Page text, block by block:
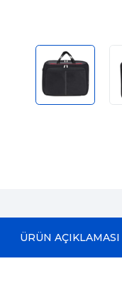
ÜRÜN AÇIKLAMASI